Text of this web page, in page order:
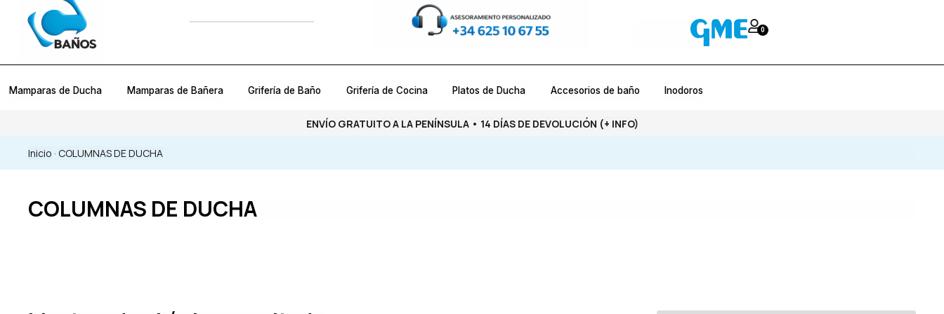
0
Mamparas de Ducha Mamparas de Bañera Grifería de Baño Grifería de Cocina Platos de Ducha Accesorios de baño Inodoros
ENVÍO GRATUITO A LA PENÍNSULA • 14 DÍAS DE DEVOLUCIÓN (+ INFO)
Inicio · COLUMNAS DE DUCHA
COLUMNAS DE DUCHA